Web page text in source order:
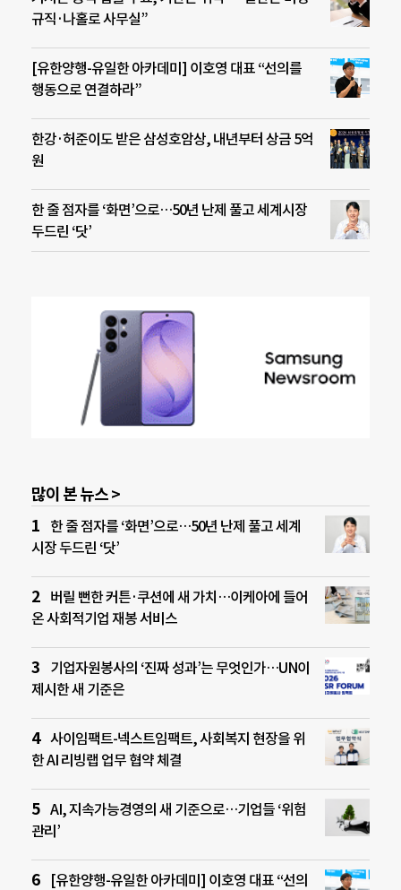
규직·나홀로 사무실”
[유한양행-유일한 아카데미] 이호영 대표 “선의를
행동으로 연결하라”
한강·허준이도 받은 삼성호암상, 내년부터 상금 5억
원
한 줄 점자를 ‘화면’으로…50년 난제 풀고 세계시장
두드린 ‘닷’
많이 본 뉴스 >
한 줄 점자를 ‘화면’으로…50년 난제 풀고 세계
시장 두드린 ‘닷’
버릴 뻔한 커튼·쿠션에 새 가치…이케아에 들어
온 사회적기업 재봉 서비스
기업자원봉사의 ‘진짜 성과’는 무엇인가…UN이
제시한 새 기준은
사이임팩트-넥스트임팩트, 사회복지 현장을 위
한 AI 리빙랩 업무 협약 체결
AI, 지속가능경영의 새 기준으로…기업들 ‘위험
관리’
[유한양행-유일한 아카데미] 이호영 대표 “선의